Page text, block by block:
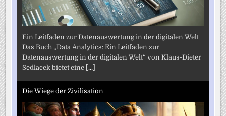
Ein Leitfaden zur Datenauswertung in der digitalen Welt
Das Buch „Data Analytics: Ein Leitfaden zur
Datenauswertung in der digitalen Welt“ von Klaus-Dieter
Sedlacek bietet eine [...]
Die Wiege der Zivilisation